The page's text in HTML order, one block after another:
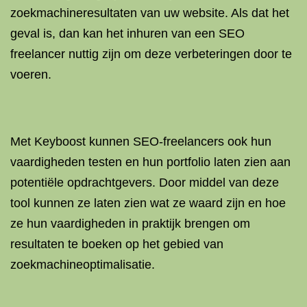
zoekmachineresultaten van uw website. Als dat het
geval is, dan kan het inhuren van een SEO
freelancer nuttig zijn om deze verbeteringen door te
voeren.
Met Keyboost kunnen SEO-freelancers ook hun
vaardigheden testen en hun portfolio laten zien aan
potentiële opdrachtgevers. Door middel van deze
tool kunnen ze laten zien wat ze waard zijn en hoe
ze hun vaardigheden in praktijk brengen om
resultaten te boeken op het gebied van
zoekmachineoptimalisatie.